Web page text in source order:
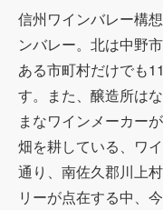
信州ワインバレー構
ンバレー。北は中野
ある市町村だけでも
す。また、醸造所は
まなワインメーカー
畑を耕している、ワ
通り、南佐久郡川上
リーが点在する中、